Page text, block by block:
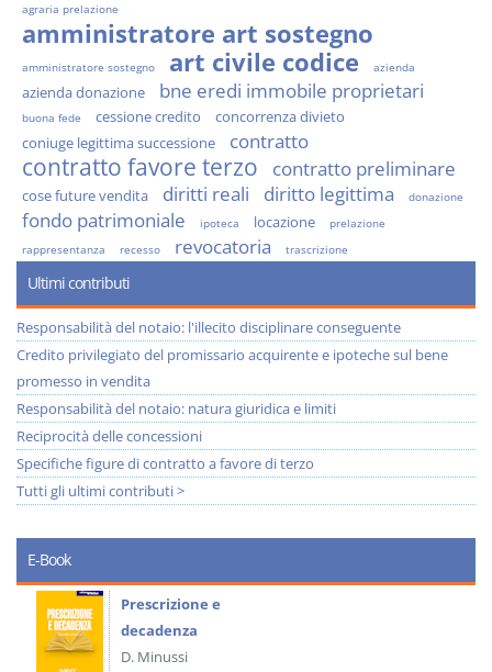
agraria prelazione
amministratore art sostegno
amministratore sostegno art civile codice azienda
azienda donazione bne eredi immobile proprietari
buona fede cessione credito
concorrenza divieto
coniuge legittima successione
contratto
contratto favore terzo contratto preliminare
cose future vendita diritti reali diritto legittima donazione
fondo patrimoniale ipoteca locazione
prelazione
rappresentanza
recesso revocatoria trascrizione
Ultimi contributi
Responsabilità del notaio: l'illecito disciplinare conseguente
Credito privilegiato del promissario acquirente e ipoteche sul bene
promesso in vendita
Responsabilità del notaio: natura giuridica e limiti
Reciprocità delle concessioni
Specifiche figure di contratto a favore di terzo
Tutti gli ultimi contributi >
E-Book
Prescrizione e
decadenza
D. Minussi